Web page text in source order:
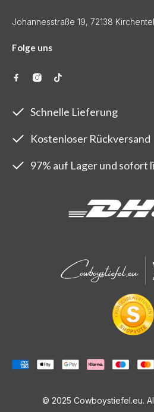
Johannesstraße 19, 72138
Folge uns
Schnelle Lieferung
Kostenloser Rückversand
97% auf Lager und sofort
© 2025 Cowboystiefel.eu.